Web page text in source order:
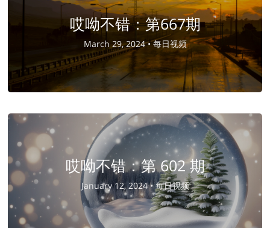
哎呦不错：第667期
March 29, 2024 •每日视频
哎呦不错：第 602 期
January 12, 2024 •每日视频